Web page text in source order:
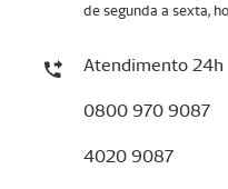
de segunda a sexta,
Atendimento 24h
0800 970 9087
4020 9087